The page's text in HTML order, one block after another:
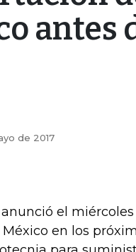
antes
de 2017
el
en los